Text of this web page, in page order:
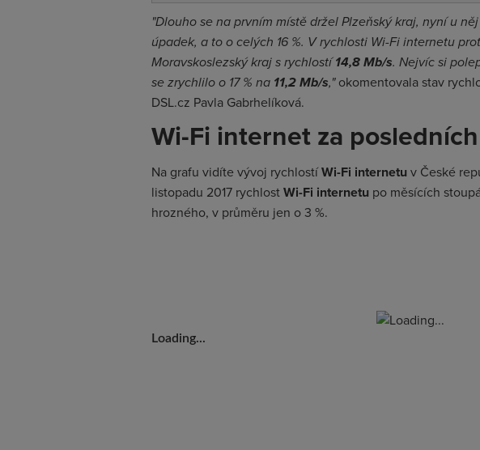
"Dlouho se na prvním místě držel Plzeňský kraj, nyní u
úpadek, a to o celých 16 %. V rychlosti Wi-Fi internetu
Moravskoslezský kraj s rychlostí14,8 Mb/s. Nejvíc si
se zrychlilo o 17 % na 11,2 Mb/s," okomentovala stav
DSL.cz Pavla Gabrhelíková.
Wi-Fi internet za
Na grafu vidíte vývoj rychlostíWi-Fi internetuv České
listopadu 2017 rychlostWi-Fi internetu po měsících
hrozného, v průměru jen o 3 %.
Loading...